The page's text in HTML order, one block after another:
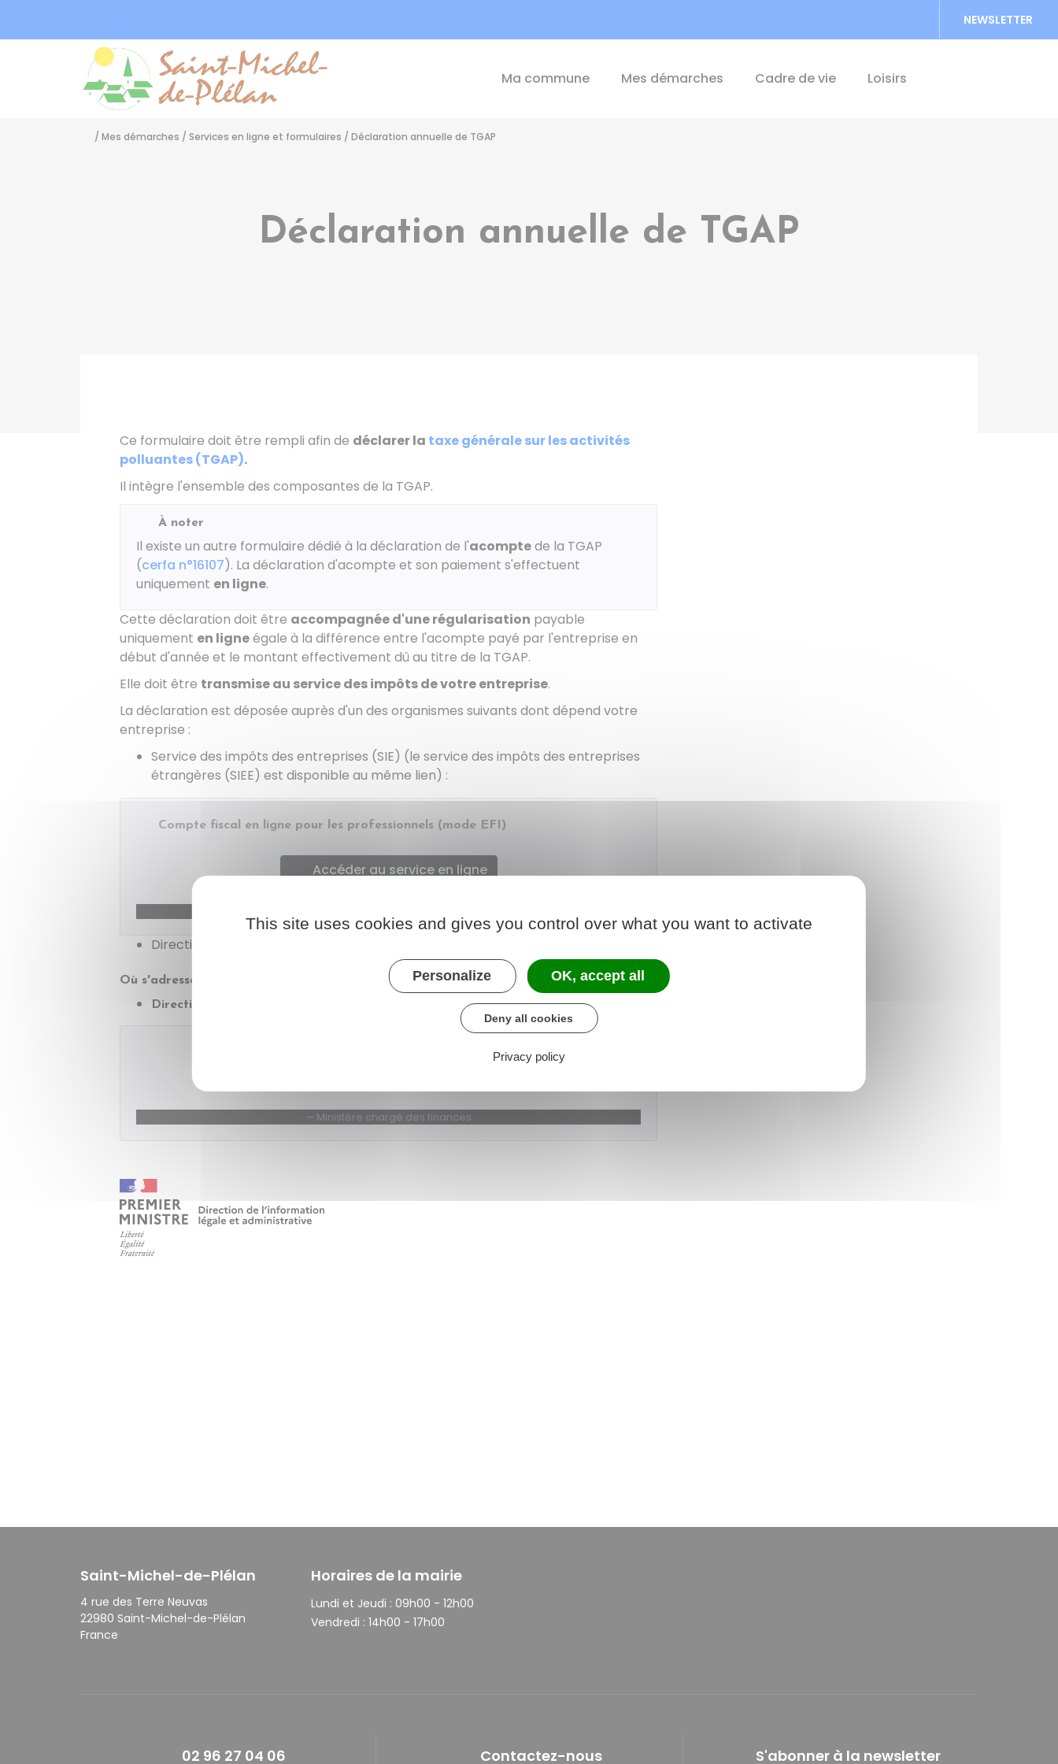
NEWSLETTER
Ma commune Mes démarches Cadre de vie Loisirs
/ Mes démarches / Services en ligne et formulaires / Déclaration annuelle de TGAP
Déclaration annuelle de TGAP
Ce formulaire doit être rempli afin de déclarer la taxe générale sur les activités
polluantes (TGAP).
Il intègre l'ensemble des composantes de la TGAP.
À noter
Il existe un autre formulaire dédié à la déclaration de l'acomptede la TGAP
(cerfa n°16107). La déclaration d'acompte et son paiement s'effectuent
uniquement en ligne.
Cette déclaration doit être accompagnée d'une régularisation payable
uniquement en ligneégale à la différence entre l'acompte payé par l'entreprise en
début d'année et le montant effectivement dû au titre de la TGAP.
Elle doit être transmise au service des impôts de votre entreprise.
La déclaration est déposée auprès d'un des organismes suivants dont dépend votre
entreprise :
Service des impôts des entreprises (SIE) (le service des impôts des entreprises
étrangères (SIEE) est disponible au même lien) :
Compte fiscal en ligne pour les professionnels (mode EFI)
Accéder au service en ligne
Direction des grandes entreprises (DGE) :
Où s'adresser ?
Direction des grandes entreprises (DGE)
Ministère chargé des finances
Saint-Michel-de-Plélan
4 rue des Terre Neuvas
22980 Saint-Michel-de-Plélan
France
Horaires de la mairie
Lundi et Jeudi : 09h00 - 12h00
Vendredi : 14h00 - 17h00
02 96 27 04 06 Contactez-nous S'abonner à la newsletter
This site uses cookies and gives you control over what you want to activate
Personalize OK, accept all
Deny all cookies
Privacy policy